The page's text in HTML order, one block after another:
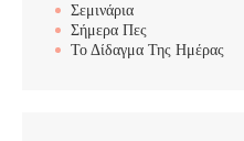
Σεμινάρια
Σήμερα Πες
Το Δίδαγμα Της Ημέρας